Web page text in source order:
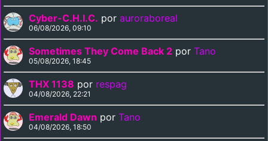
Cyber-C.H.I.C. por auroraboreal
06/08/2026, 09:10
Sometimes They Come Back 2 por Tano
05/08/2026, 18:45
THX 1138 por respag
04/08/2026, 22:21
Emerald Dawn por Tano
04/08/2026, 18:50